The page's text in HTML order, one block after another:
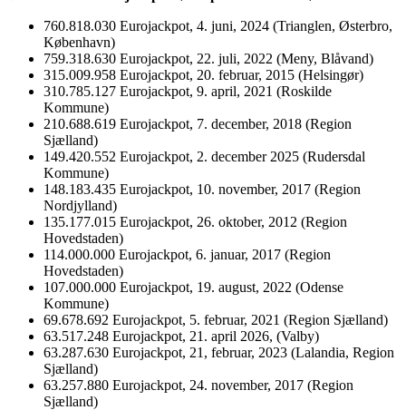
760.818.030 Eurojackpot, 4. juni, 2024 (Trianglen, Østerbro,
København)
759.318.630 Eurojackpot, 22. juli, 2022 (Meny, Blåvand)
315.009.958 Eurojackpot, 20. februar, 2015 (Helsingør)
310.785.127 Eurojackpot, 9. april, 2021 (Roskilde
Kommune)
210.688.619 Eurojackpot, 7. december, 2018 (Region
Sjælland)
149.420.552 Eurojackpot, 2. december 2025 (Rudersdal
Kommune)
148.183.435 Eurojackpot, 10. november, 2017 (Region
Nordjylland)
135.177.015 Eurojackpot, 26. oktober, 2012 (Region
Hovedstaden)
114.000.000 Eurojackpot, 6. januar, 2017 (Region
Hovedstaden)
107.000.000 Eurojackpot, 19. august, 2022 (Odense
Kommune)
69.678.692 Eurojackpot, 5. februar, 2021 (Region Sjælland)
63.517.248 Eurojackpot, 21. april 2026, (Valby)
63.287.630 Eurojackpot, 21, februar, 2023 (Lalandia, Region
Sjælland)
63.257.880 Eurojackpot, 24. november, 2017 (Region
Sjælland)